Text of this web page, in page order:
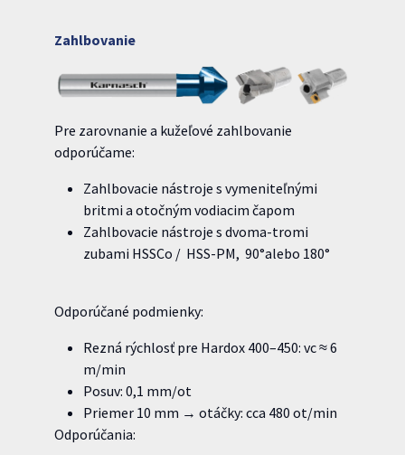
Zahlbovanie
Pre zarovnanie a kužeľové zahlbovanie
odporúčame:
Zahlbovacie nástroje s vymeniteľnými
britmi a otočným vodiacim čapom
Zahlbovacie nástroje s dvoma-tromi
zubami HSSCo / HSS-PM, 90°alebo 180°
Odporúčané podmienky:
Rezná rýchlosť pre Hardox 400–450: vc ≈ 6
m/min
Posuv: 0,1 mm/ot
Priemer 10 mm → otáčky: cca 480 ot/min
Odporúčania: